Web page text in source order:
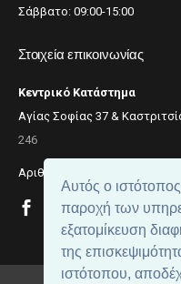
Αυτός ο
παροχή των
εξατομίκευση
της
ιστότοπου,
Σάββατο: 09:00-15:00
Στοιχεία επικοινωνίας
Κεντρικό Κατάστημα
Αγίας Σοφίας 37 &
246
Αριθμός ΓΕΜΗ: 059299204000